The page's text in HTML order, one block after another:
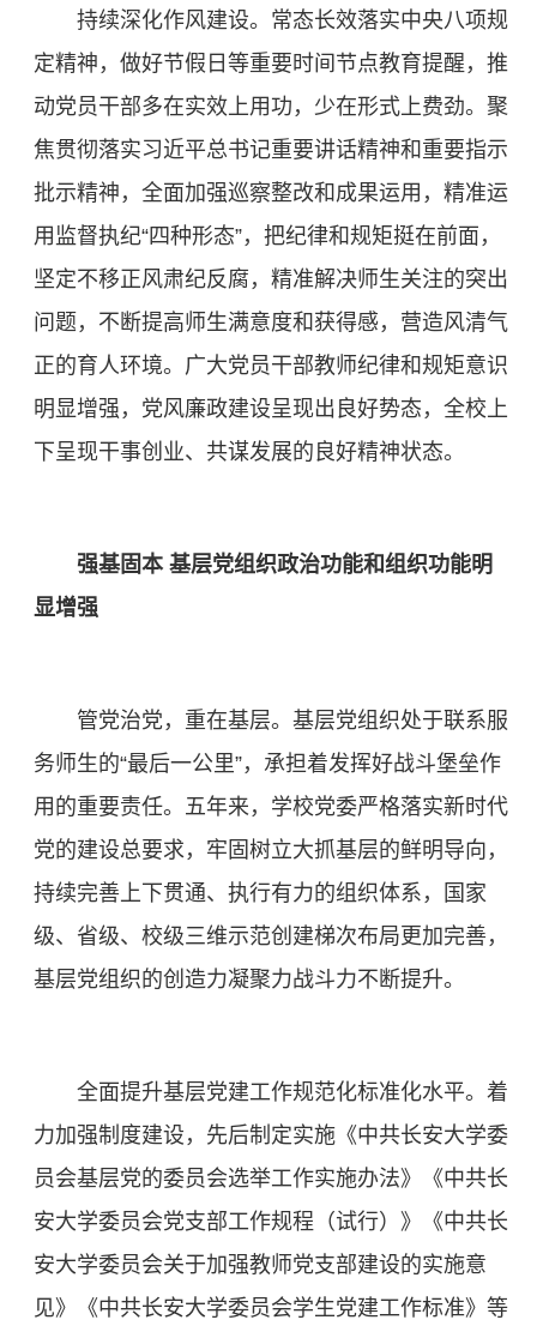
持续深化作风建设。常态长效落实中央八项规
定精神，做好节假日等重要时间节点教育提醒，推
动党员干部多在实效上用功，少在形式上费劲。聚
焦贯彻落实习近平总书记重要讲话精神和重要指示
批示精神，全面加强巡察整改和成果运用，精准运
用监督执纪“四种形态”，把纪律和规矩挺在前面，
坚定不移正风肃纪反腐，精准解决师生关注的突出
问题，不断提高师生满意度和获得感，营造风清气
正的育人环境。广大党员干部教师纪律和规矩意识
明显增强，党风廉政建设呈现出良好势态，全校上
下呈现干事创业、共谋发展的良好精神状态。
强基固本 基层党组织政治功能和组织功能明
显增强
管党治党，重在基层。基层党组织处于联系服
务师生的“最后一公里”，承担着发挥好战斗堡垒作
用的重要责任。五年来，学校党委严格落实新时代
党的建设总要求，牢固树立大抓基层的鲜明导向，
持续完善上下贯通、执行有力的组织体系，国家
级、省级、校级三维示范创建梯次布局更加完善，
基层党组织的创造力凝聚力战斗力不断提升。
全面提升基层党建工作规范化标准化水平。着
力加强制度建设，先后制定实施《中共长安大学委
员会基层党的委员会选举工作实施办法》《中共长
安大学委员会党支部工作规程（试行）》《中共长
安大学委员会关于加强教师党支部建设的实施意
见》《中共长安大学委员会学生党建工作标准》等